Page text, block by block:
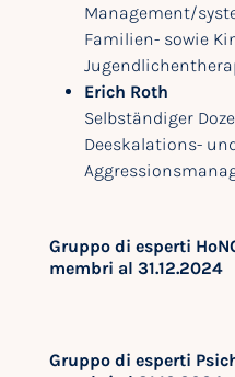
Management/
Familien- sowie
Erich Roth
Selbständiger
Deeskalations-
Gruppo di esperti
membri al 31.12.2024
Gruppo di esperti